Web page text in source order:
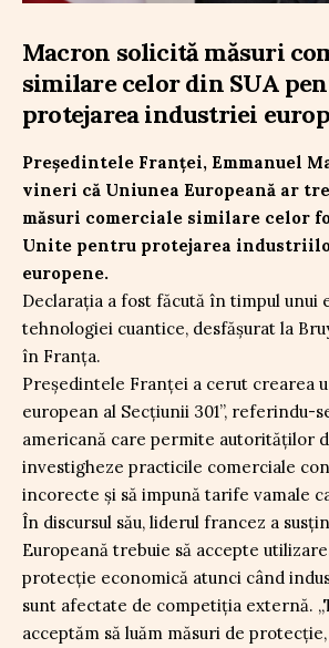
Macron solicită măsuri
similare celor din SUA
protejarea industriei
Președintele Franței, Emmanuel
vineri că Uniunea Europeană ar
măsuri comerciale similare celor
Unite pentru protejarea
europene.
Declarația a fost făcută în timpul unui
tehnologiei cuantice, desfășurat la
în Franța.
Președintele Franței a cerut crearea
european al Secțiunii 301”, referindu-
americană care permite autorităților
investigheze practicile comerciale
incorecte și să impună tarife vamale
În discursul său, liderul francez a
Europeană trebuie să accepte
protecție economică atunci când
sunt afectate de competiția externă.
acceptăm să luăm măsuri de